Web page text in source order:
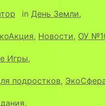
in День Земли,
, Новости, ОУ
Игры,
подростков,
,